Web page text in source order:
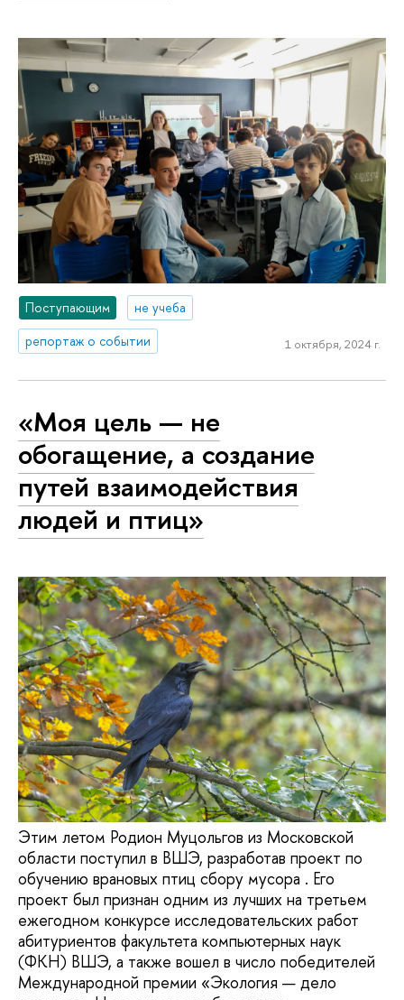
Поступающим
не учеба
репортаж о событии
1 октября, 2024 г.
«Моя цель — не
обогащение, а создание
путей взаимодействия
людей и птиц»
Этим летом Родион Муцольгов из Московской
области поступил в ВШЭ, разработав проект по
обучению врановых птиц сбору мусора . Его
проект был признан одним из лучших на третьем
ежегодном конкурсе исследовательских работ
абитуриентов факультета компьютерных наук
(ФКН) ВШЭ, а также вошел в число победителей
Международной премии «Экология — дело